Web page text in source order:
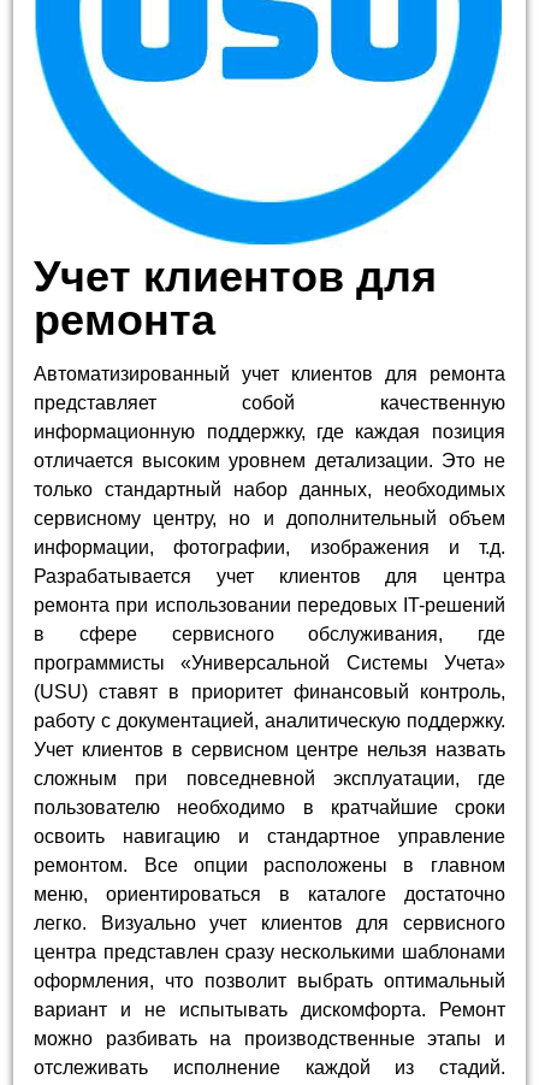
Учет клиентов для
ремонта
Автоматизированный учет клиентов для ремонта
представляет собой качественную
информационную поддержку, где каждая позиция
отличается высоким уровнем детализации. Это не
только стандартный набор данных, необходимых
сервисному центру, но и дополнительный объем
информации, фотографии, изображения и т.д.
Разрабатывается учет клиентов для центра
ремонта при использовании передовых IT-решений
в сфере сервисного обслуживания, где
программисты «Универсальной Системы Учета»
(USU) ставят в приоритет финансовый контроль,
работу с документацией, аналитическую поддержку.
Учет клиентов в сервисном центре нельзя назвать
сложным при повседневной эксплуатации, где
пользователю необходимо в кратчайшие сроки
освоить навигацию и стандартное управление
ремонтом. Все опции расположены в главном
меню, ориентироваться в каталоге достаточно
легко. Визуально учет клиентов для сервисного
центра представлен сразу несколькими шаблонами
оформления, что позволит выбрать оптимальный
вариант и не испытывать дискомфорта. Ремонт
можно разбивать на производственные этапы и
отслеживать исполнение каждой из стадий.